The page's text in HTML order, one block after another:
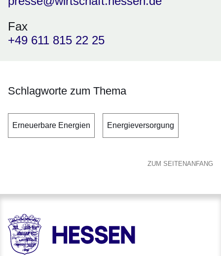
Fax
+49 611 815 22 25
Schlagworte zum Thema
Erneuerbare Energien Energieversorgung
ZUM SEITENANFANG
HESSEN - Hessische Landesregierung